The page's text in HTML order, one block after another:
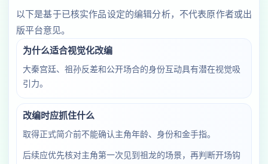
以下是基于已核实作品设定的编辑分析，不代表原作者或出
版平台意见。
为什么适合视觉化改编
大秦宫廷、祖孙反差和公开场合的身份互动具有潜在视觉吸
引力。
改编时应抓住什么
取得正式简介前不能确认主角年龄、身份和金手指。
后续应优先核对主角第一次见到祖龙的场景，再判断开场钩